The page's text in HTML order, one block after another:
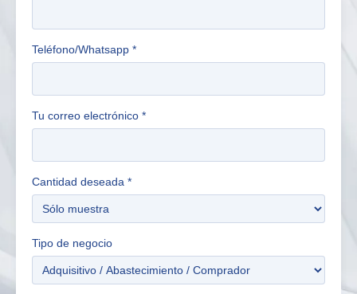
Teléfono/Whatsapp *
Tu correo electrónico *
Cantidad deseada *
Tipo de negocio